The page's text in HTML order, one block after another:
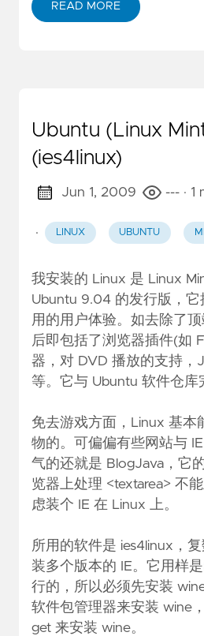
READ MORE
Ubuntu (Linux
(ies4linux)
Jun 1, 2009 --- · 1
· LINUX UBUNTU
我安装的 Linux 是 Linux
Ubuntu 9.04 的发行版，它
用的用户体验。如去除了
后即包括了浏览器插件(如
器，对 DVD 播放的支持，
等。它与 Ubuntu 软件仓库
免去游戏方面，Linux 基本
物的。可偏偏有些网站与
气的还就是 BlogJava，它
览器上处理 <textarea> 不
虑装个 IE 在 Linux 上。
所用的软件是 ies4linux，
装多个版本的 IE。它用样
行的，所以必须先安装
软件包管理器来安装 wine
get 来安装 wine。